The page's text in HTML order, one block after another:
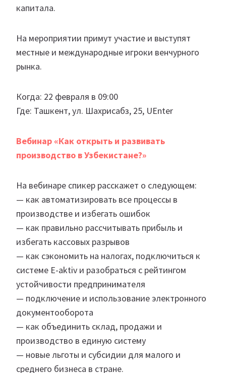
капитала.
На мероприятии примут участие и выступят
местные и международные игроки венчурного
рынка.
Когда: 22 февраля в 09:00
Где: Ташкент, ул. Шахрисабз, 25, UEnter
Вебинар «Как открыть и развивать
производство в Узбекистане?»
На вебинаре спикер расскажет о следующем:
— как автоматизировать все процессы в
производстве и избегать ошибок
— как правильно рассчитывать прибыль и
избегать кассовых разрывов
— как сэкономить на налогах, подключиться к
системе E-aktiv и разобраться с рейтингом
устойчивости предпринимателя
— подключение и использование электронного
документооборота
— как объединить склад, продажи и
производство в единую систему
— новые льготы и субсидии для малого и
среднего бизнеса в стране.